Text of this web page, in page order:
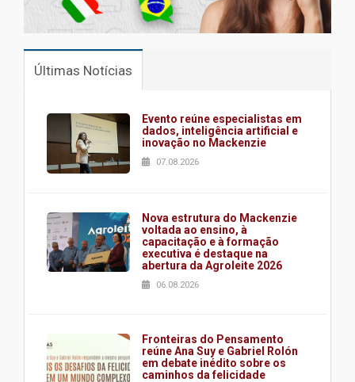
Últimas Notícias
Evento reúne especialistas em
dados, inteligência artificial e
inovação no Mackenzie
07.08.2026
Nova estrutura do Mackenzie
voltada ao ensino, à
capacitação e à formação
executiva é destaque na
abertura da Agroleite 2026
06.08.2026
Fronteiras do Pensamento
reúne Ana Suy e Gabriel Rolón
em debate inédito sobre os
caminhos da felicidade